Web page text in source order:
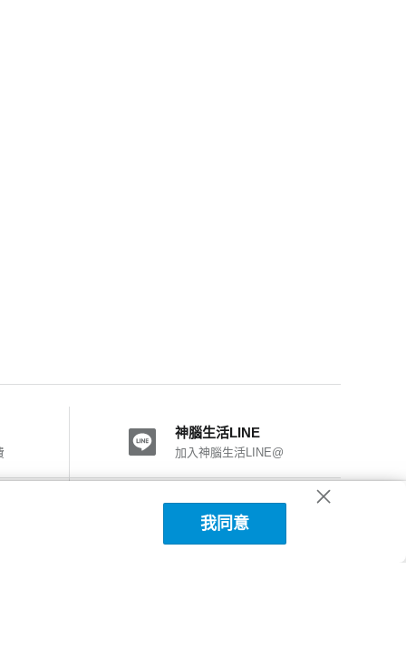
神腦生活LINE
加入神腦生活LINE@
神腦國際粉絲團
加入FB粉絲團
我同意